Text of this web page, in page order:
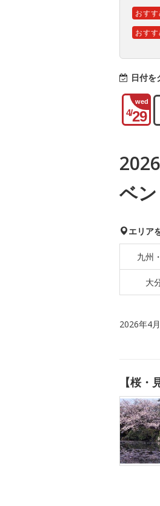
おすす
おすす
日付を
wed
4/29
ベン
エリア
九州
大
2026年4
【桜